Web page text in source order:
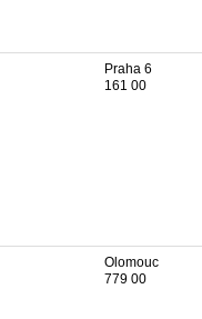
Praha 6
161 00
Olomouc
779 00